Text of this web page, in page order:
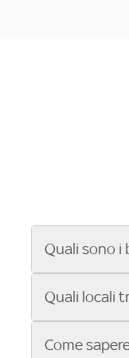
Quali sono i
Se cerchi un
ENILIVE, la
Sky Bar ti
Quali locali
Vuoi sapere
Come